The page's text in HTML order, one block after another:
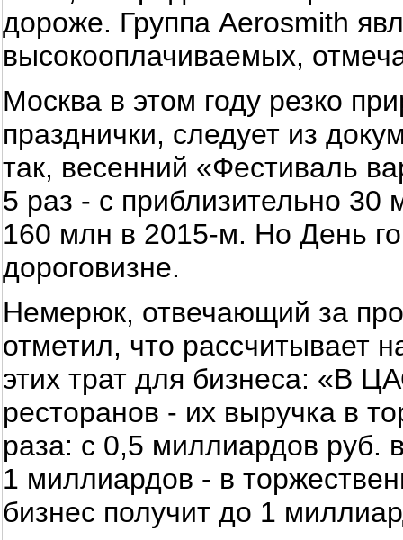
дороже. Группа Aerosmith
высокооплачиваемых,
Москва в этом году резко
празднички, следует из
так, весенний «Фестиваль
5 раз - с приблизительно 30
160 млн в 2015-м. Но День
дороговизне.
Немерюк, отвечающий за
отметил, что рассчитывает
этих трат для бизнеса: «В
ресторанов - их выручка в
раза: с 0,5 миллиардов руб.
1 миллиардов - в
бизнес получит до 1